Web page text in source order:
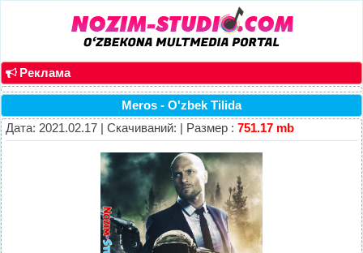
Реклама
Meros - O'zbek Tilida
Дата: 2021.02.17 | Скачиваний: | Размер : 751.17 mb